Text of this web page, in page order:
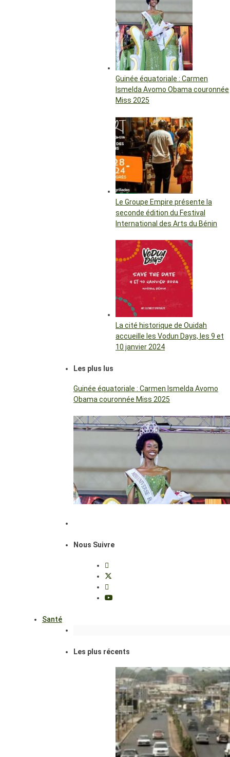
Guinée équatoriale : Carmen
Ismelda Avomo Obama couronnée
Miss 2025
Le Groupe Empire présente la
seconde édition du Festival
International des Arts du Bénin
La cité historique de Ouidah
accueille les Vodun Days, les 9 et
10 janvier 2024
Les plus lus
Guinée équatoriale : Carmen Ismelda Avomo
Obama couronnée Miss 2025
Nous Suivre
Santé
Les plus récents